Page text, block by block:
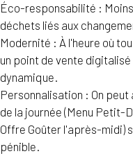
Éco-responsabilité :
déchets liés aux
Modernité : À l'heure où
un point de vente
dynamique.
Personnalisation : On
de la journée (Menu Petit-
Offre Goûter l'après-midi)
pénible.